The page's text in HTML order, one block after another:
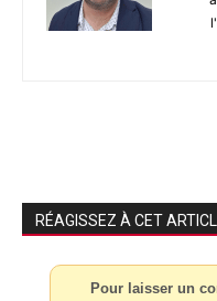
RÉAGISSEZ À CET
Pour laisser un